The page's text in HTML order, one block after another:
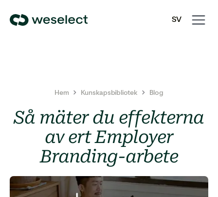
SV
Open
Close
Hem Kunskapsbibliotek Blog
Så mäter du effekterna
av ert Employer
Branding-arbete